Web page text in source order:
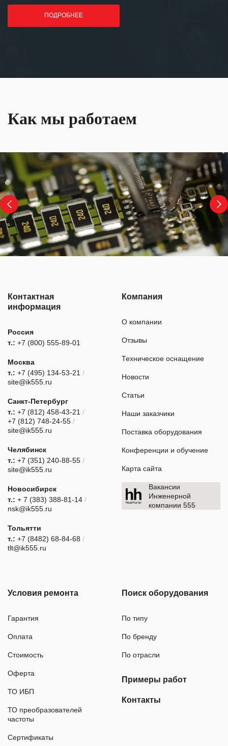
ПОДРОБНЕЕ
Как мы работаем
Контактная
информация
Россия
т.: +7 (800) 555-89-01
Москва
т.: +7 (495) 134-53-21 /
site@ik555.ru
Санкт-Петербург
т.: +7 (812) 458-43-21 /
+7 (812) 748-24-55 /
site@ik555.ru
Челябинск
т.: +7 (351) 240-88-55 /
site@ik555.ru
Новосибирск
т.: + 7 (383) 388-81-14 /
nsk@ik555.ru
Тольятти
т.: +7 (8482) 68-84-68 /
tlt@ik555.ru
Компания
О компании
Отзывы
Техническое оснащение
Новости
Статьи
Наши заказчики
Поставка оборудования
Конференции и обучение
Карта сайта
Вакансии
Инженерной
компании 555
Условия ремонта
Гарантия
Оплата
Стоимость
Оферта
ТО ИБП
ТО преобразователей
частоты
Сертификаты
Поиск оборудования
По типу
По бренду
По отрасли
Примеры работ
Контакты